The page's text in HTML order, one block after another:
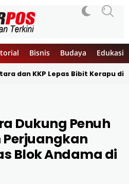
Bisnis Budaya Edukasi
dan KKP Lepas Bibit Kerapu di
Dukung Penuh
Perjuangkan
Blok Andama di